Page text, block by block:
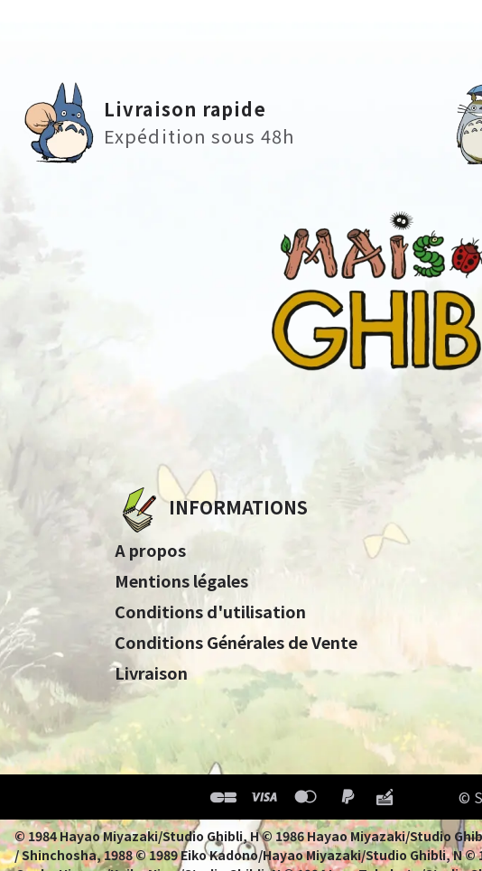
Livraison rapide
Expédition sous 48h
INFORMATIONS
A propos
Mentions légales
Conditions d'utilisation
Conditions Générales de Vente
Livraison
©
© 1984 Hayao Miyazaki/Studio Ghibli, H © 1986 Hayao Miyazaki/Studio
/ Shinchosha, 1988 © 1989 Eiko Kadono/Hayao Miyazaki/Studio Ghibli, N